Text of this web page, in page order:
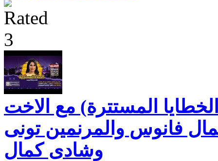
المستترة) مع الاخت
فانوس والمرنمين تونى
وشادى كمال